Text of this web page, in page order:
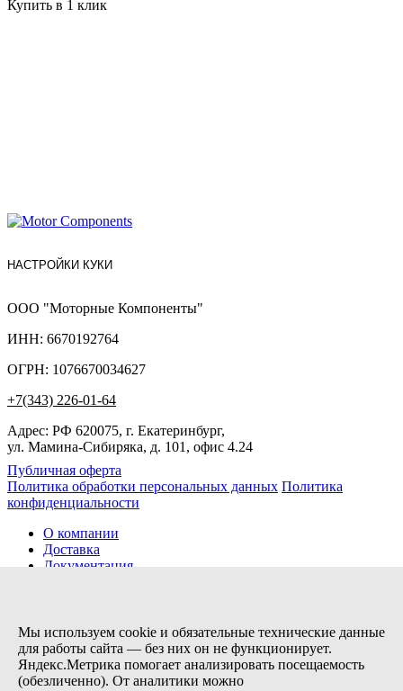
Купить в 1 клик
НАСТРОЙКИ КУКИ
ООО "Моторные Компоненты"
ИНН: 6670192764
ОГРН: 1076670034627
+7(343) 226-01-64
Адрес: РФ 620075, г. Екатеринбург,
ул. Мамина-Сибиряка, д. 101, офис 4.24
Публичная оферта
Политика обработки персональных данных Политика
конфиденциальности
О компании
Доставка
Документация
Контакты
Заказов сегодня / Всего
Мы используем cookie и обязательные технические данные
для работы сайта — без них он не функционирует.
Яндекс.Метрика помогает анализировать посещаемость
(обезличенно). От аналитики можно